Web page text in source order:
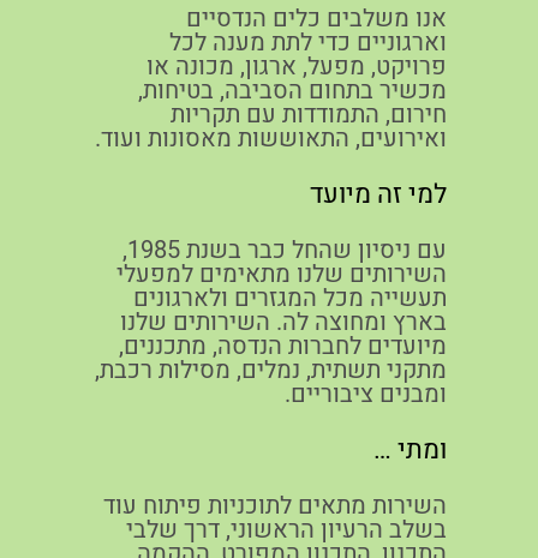
אנו משלבים כלים הנדסיים
וארגוניים כדי לתת מענה לכל
פרויקט, מפעל, ארגון, מכונה או
מכשיר בתחום הסביבה, בטיחות,
חירום, התמודדות עם תקריות
ואירועים, התאוששות מאסונות ועוד.
למי זה מיועד
עם ניסיון שהחל כבר בשנת 1985,
השירותים שלנו מתאימים למפעלי
תעשייה מכל המגזרים ולארגונים
בארץ ומחוצה לה. השירותים שלנו
מיועדים לחברות הנדסה, מתכננים,
מתקני תשתית, נמלים, מסילות רכבת,
ומבנים ציבוריים.
ומתי …
השירות מתאים לתוכניות פיתוח עוד
בשלב הרעיון הראשוני, דרך שלבי